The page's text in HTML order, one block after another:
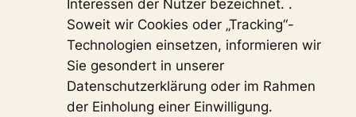
Interessen der Nutzer bezeichnet. .
Soweit wir Cookies oder „Tracking“-
Technologien einsetzen, informieren wir
Sie gesondert in unserer
Datenschutzerklärung oder im Rahmen
der Einholung einer Einwilligung.